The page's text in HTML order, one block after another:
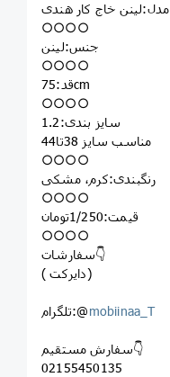
مدل:لینن خاج کار هندی
○○○○
جنس:لینن
○○○○
قد:75cm
○○○○
سایز بندی:1.2
مناسب سایز 38تا44
○○○○
رنگبندی:کرم، مشکی
○○○○
قیمت:1/250تومان
○○○○
سفارشات👇
( دایرکت)
تلگرام:@mobiinaa_T
سفارش مستقیم👇
02155450135